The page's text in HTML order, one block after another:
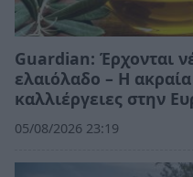
Guardian: Έρχονται
ελαιόλαδο – Η
καλλιέργειες στην
05/08/2026 23:19